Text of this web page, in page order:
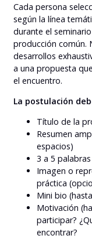
Cada persona
según la línea
durante el
producción común.
desarrollos
a una propuesta
el encuentro.
La postulación
Título de la
Resumen
espacios)
3 a 5
Imagen o
práctica
Mini bio
Motivación
participar?
encontrar?